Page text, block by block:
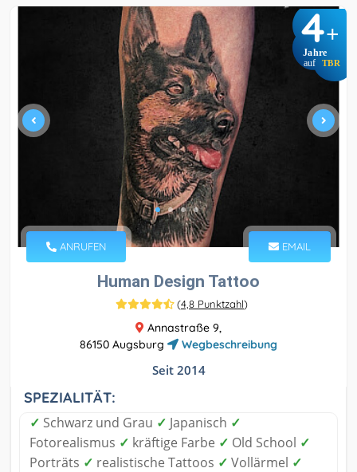
4+
Jahre
auf TBR
ANRUFEN EMAIL
Human Design Tattoo
(4,8 Punktzahl)
Annastraße 9,
86150 Augsburg
Wegbeschreibung
Seit 2014
SPEZIALITÄT:
✓ Schwarz und Grau ✓ Japanisch ✓
Fotorealismus ✓ kräftige Farbe ✓ Old School ✓
Porträts ✓ realistische Tattoos ✓ Vollärmel ✓